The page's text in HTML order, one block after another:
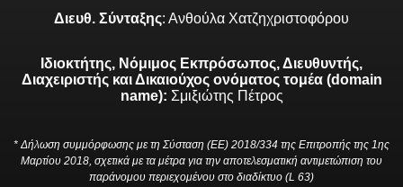
Διευθ. Σύνταξης: Ανθούλα Χατζηχριστοφόρου
Ιδιοκτήτης, Νόμιμος Εκπρόσωπος, Διευθυντής,
Διαχειριστής και Δικαιούχος ονόματος τομέα (domain
name): Σμιξιώτης Πέτρος
* Δήλωση συμμόρφωσης με τη Σύσταση (ΕΕ) 2018/334 της Επιτροπής της 1ης
Μαρτίου 2018, σχετικά με τα μέτρα για την αποτελεσματική αντιμετώπιση του
παράνομου περιεχομένου στο διαδίκτυο (L 63)